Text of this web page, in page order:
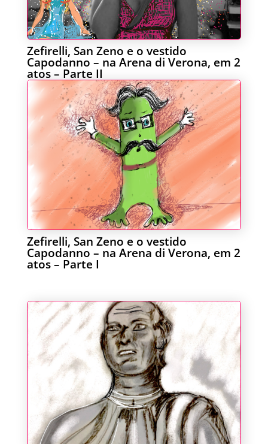
Zefirelli, San Zeno e o vestido
Capodanno – na Arena di Verona, em 2
atos – Parte II
Zefirelli, San Zeno e o vestido
Capodanno – na Arena di Verona, em 2
atos – Parte I